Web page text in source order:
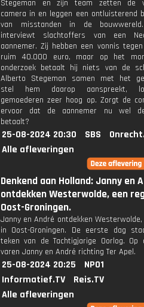
Stegeman en zijn team zetten de
camera in en leggen een ontluisterend
van misstanden in de
interviewt slachtoffers van een
aannemer. Zij hebben een vonnis
ruim 40.000 euro, maar op het
onderzoek betaalt hij niets van de
Alberto Stegeman samen met het
stel hem daarop aanspreekt,
gemoederen zeer hoog op. Zorgt de
ervoor dat de aannemer nu wel
betaalt?
25-08-2024 20:30 SBS
Alle afleveringen
Denkend aan Holland: Janny en
ontdekken Westerwolde, een
Oost-Groningen.
Janny en André ontdekken
in Oost-Groningen. De eerste dag
teken van de Tachtigjarige Oorlog. Op
varen Janny en André richting Ter Apel.
25-08-2024 20:25
NPO1
Informatief.TV
Reis.TV
Alle afleveringen